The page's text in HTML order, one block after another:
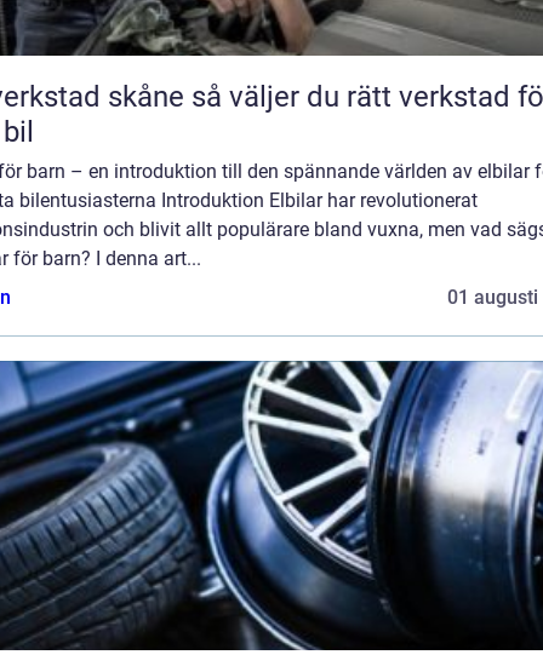
skåne så väljer du rätt verkstad för
barn – en introduktion till den spännande världen av elbilar
bilentusiasterna Introduktion Elbilar har revolutionerat
och blivit allt populärare bland vuxna, men vad
för barn? I denna art...
01 augusti